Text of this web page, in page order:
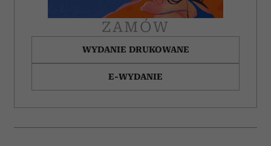
ZAMÓW
WYDANIE DRUKOWANE
E-WYDANIE